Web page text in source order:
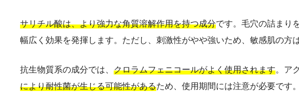
サリチル酸は、より強力な角質溶解作用を持つ成分です。毛穴の詰まり
幅広く効果を発揮します。ただし、刺激性がやや強いため、敏感肌の方
抗生物質系の成分では、 クロラムフェニコールがよく使用されます。ア
により耐性菌が生じる可能性があるため、使用期間には注意が必要です。